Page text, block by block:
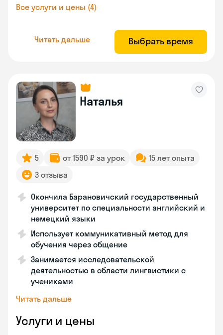
Все услуги и цены (4)
Читать дальше Выбрать время
Наталья
5 от 1590 ₽ за урок
15 лет опыта
3 отзыва
Окончила Барановичский государственный
университет по специальности английский и
немецкий языки
Использует коммуникативный метод для
обучения через общение
Занимается исследовательской
деятельностью в области лингвистики с
учениками
Читать дальше
Услуги и цены